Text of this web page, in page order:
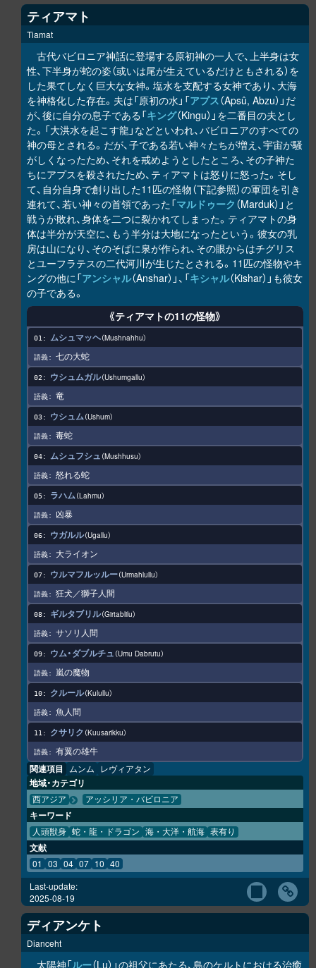
ティアマト
Tiamat
古代バビロニア神話に登場する原初神の一人で、上半身は女
性、下半身が蛇の姿（或いは尾が生えているだけともされる）を
した果てしなく巨大な女神。塩水を支配する女神であり、大海
を神格化した存在。夫は「原初の水」「アプス（Apsû, Abzu）」だ
が、後に自分の息子である「キング（Kingu）」を二番目の夫とし
た。「大洪水を起こす龍」などといわれ、バビロニアのすべての
神の母とされる。だが、子である若い神々たちが増え、宇宙が騒
がしくなったため、それを戒めようとしたところ、その子神た
ちにアプスを殺されたため、ティアマトは怒りに怒った。そし
て、自分自身で創り出した11匹の怪物（下記参照）の軍団を引き
連れて、若い神々の首領であった「マルドゥーク （Marduk）」と
戦うが敗れ、身体を二つに裂かれてしまった。ティアマトの身
体は半分が天空に、もう半分は大地になったという。彼女の乳
房は山になり、そのそばに泉が作られ、その眼からはチグリス
とユーフラテスの二代河川が生じたとされる。11匹の怪物やキ
ングの他に「アンシャル（Anshar）」、「キシャル（Kishar）」も彼女
の子である。
《ティアマトの11の怪物》
ムシュマッヘ Mushnahhu
七の大蛇
ウシュムガル Ushumgallu
竜
ウシュム Ushum
毒蛇
ムシュフシュ Mushhusu
怒れる蛇
ラハム Lahmu
凶暴
ウガルル Ugallu
大ライオン
ウルマフルッルー Urmahlullu
狂犬／獅子人間
ギルタブリル Girtablilu
サソリ人間
ウム・ダブルチュ Umu Dabrutu
嵐の魔物
クルール Kulullu
魚人間
クサリク Kuusarikku
有翼の雄牛
関連項目 ムンム レヴィアタン
地域・カテゴリ
西アジア アッシリア・バビロニア
キーワード
人頭獣身 蛇・龍・ドラゴン 海・大洋・航海 表有り
文献
01 03 04 07 10 40
Last-update:
2025-08-19
ディアンケト
Dianceht
太陽神「ルー（Lu）」の祖父にあたる、島のケルトにおける治癒